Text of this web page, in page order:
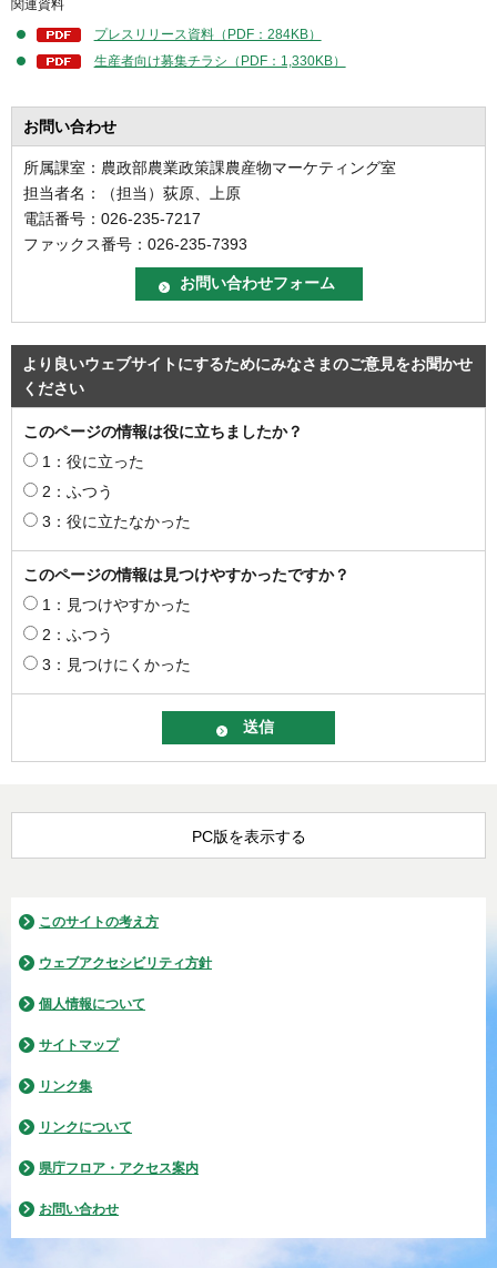
関連資料
プレスリリース資料（PDF：284KB）
生産者向け募集チラシ（PDF：1,330KB）
お問い合わせ
所属課室：農政部農業政策課農産物マーケティング室
担当者名：（担当）荻原、上原
電話番号：026-235-7217
ファックス番号：026-235-7393
より良いウェブサイトにするためにみなさまのご意見をお聞かせ
ください
このページの情報は役に立ちましたか？
1：役に立った
2：ふつう
3：役に立たなかった
このページの情報は見つけやすかったですか？
1：見つけやすかった
2：ふつう
3：見つけにくかった
PC版を表示する
このサイトの考え方
ウェブアクセシビリティ方針
個人情報について
サイトマップ
リンク集
リンクについて
県庁フロア・アクセス案内
お問い合わせ